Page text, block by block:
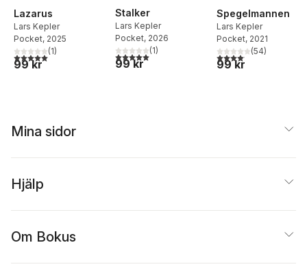
Lazarus
Lars Kepler
Pocket, 2025
5,0utav 5 stjärnor. Totalt antal röster:
(1)
99 kr
Stalker
Lars Kepler
Pocket, 2026
5,0utav 5 stjärnor. Totalt antal röster:
(1)
99 kr
Spegelmannen
Lars Kepler
Pocket, 2021
4,1utav 5 stjärnor.
(54)
99 kr
Mina sidor
Hjälp
Om Bokus